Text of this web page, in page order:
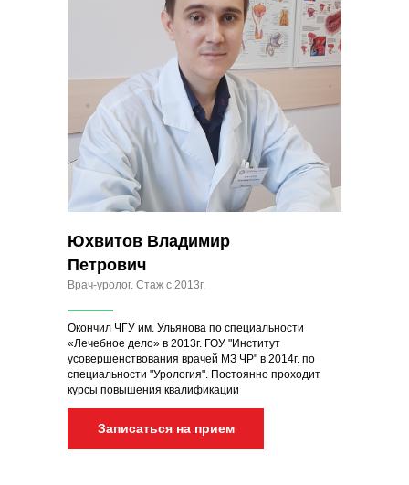
Врач-уролог. Стаж с 2013г.
Юхвитов Владимир
Петрович
Окончил ЧГУ им. Ульянова по специальности
«Лечебное дело» в 2013г. ГОУ "Институт
усовершенствования врачей МЗ ЧР" в 2014г. по
специальности "Урология". Постоянно проходит
курсы повышения квалификации
Записаться на прием